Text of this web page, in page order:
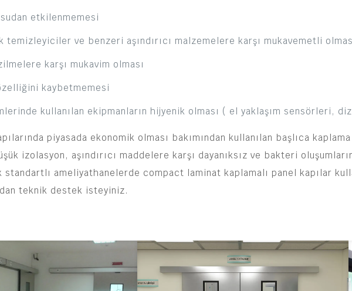
etkilenmemesi
temizleyiciler ve benzeri aşındırıcı malzemelere karşı mukavemetli
karşı mukavim olması
kaybetmemesi
kullanılan ekipmanların hijyenik olması ( el yaklaşım sensörleri,
piyasada ekonomik olması bakımından kullanılan başlıca
izolasyon, aşındırıcı maddelere karşı dayanıksız ve bakteri
ameliyathanelerde compact laminat kaplamalı panel kapılar
teknik destek isteyiniz.